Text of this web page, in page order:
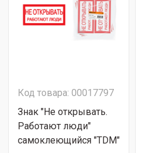
Код товара: 00017797
Знак "Не открывать.
Работают люди"
самоклеющийся "TDM"